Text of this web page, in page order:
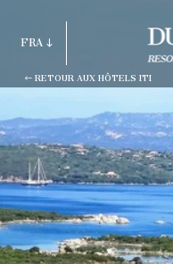
RETOUR AUX HÔTELS ITI
FRA
ENG
FRA
DEU
ESP
RUS